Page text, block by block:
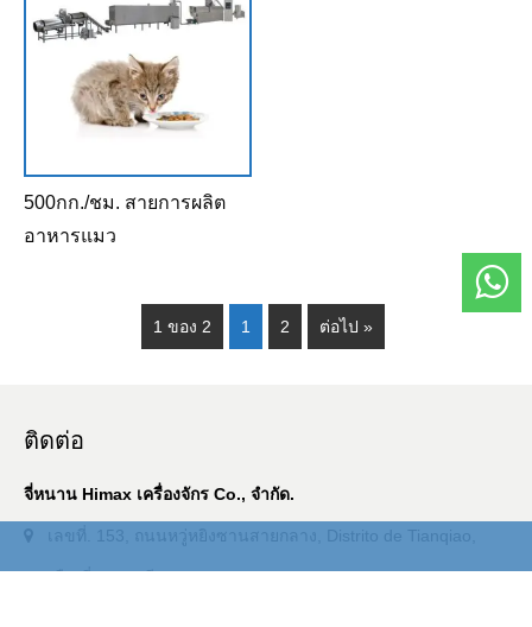
500กก./ชม. สายการผลิต
อาหารแมว
1 ของ 2 1 2 ต่อไป »
ติดต่อ
จี่หนาน Himax เครื่องจักร Co., จำกัด.
เลขที่. 153, ถนนหวู่หยิงซานสายกลาง, Distrito de Tianqiao,
เมืองจี่หนาน, จีน